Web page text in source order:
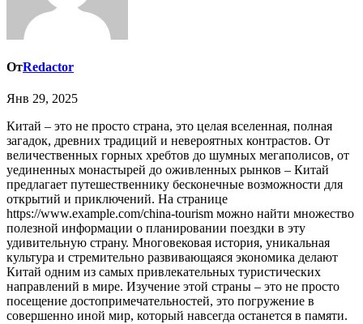
ОтRedactor
Янв 29, 2025
Китай – это не просто страна, это целая вселенная, полная
загадок, древних традиций и невероятных контрастов. От
величественных горных хребтов до шумных мегаполисов, от
уединенных монастырей до оживленных рынков – Китай
предлагает путешественнику бесконечные возможности для
открытий и приключений. На странице
https://www.example.com/china-tourism можно найти множество
полезной информации о планировании поездки в эту
удивительную страну. Многовековая история, уникальная
культура и стремительно развивающаяся экономика делают
Китай одним из самых привлекательных туристических
направлений в мире. Изучение этой страны – это не просто
посещение достопримечательностей, это погружение в
совершенно иной мир, который навсегда останется в памяти.